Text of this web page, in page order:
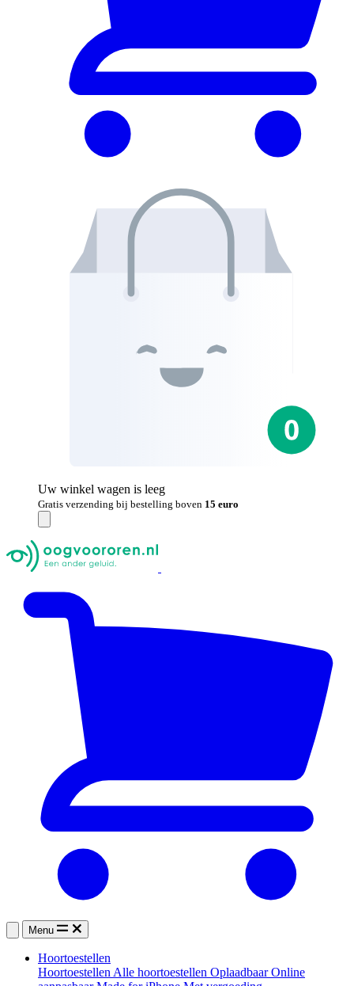
Uw winkel wagen is leeg
Gratis verzending bij bestelling boven 15 euro
Menu
Hoortoestellen
Hoortoestellen Alle hoortoestellen OplaadbaarOnline